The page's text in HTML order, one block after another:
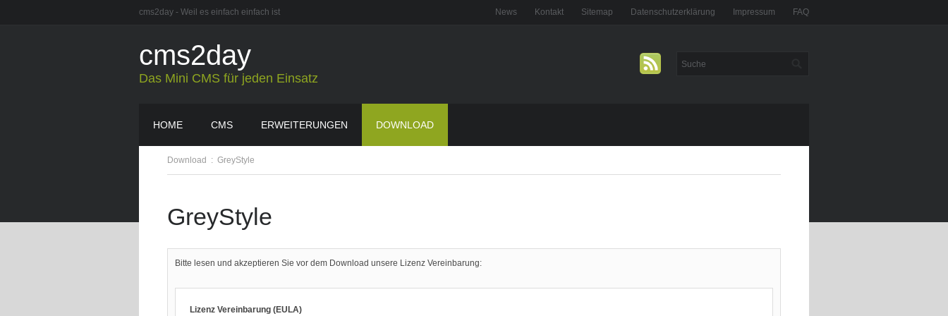
cms2day - Weil es einfach einfach ist News Kontakt Sitemap Datenschutzerklärung Impressum FAQ
cms2day
Das Mini CMS für jeden Einsatz
HOME CMS ERWEITERUNGEN DOWNLOAD
Download : GreyStyle
GreyStyle
Bitte lesen und akzeptieren Sie vor dem Download unsere Lizenz Vereinbarung:
Lizenz Vereinbarung (EULA)